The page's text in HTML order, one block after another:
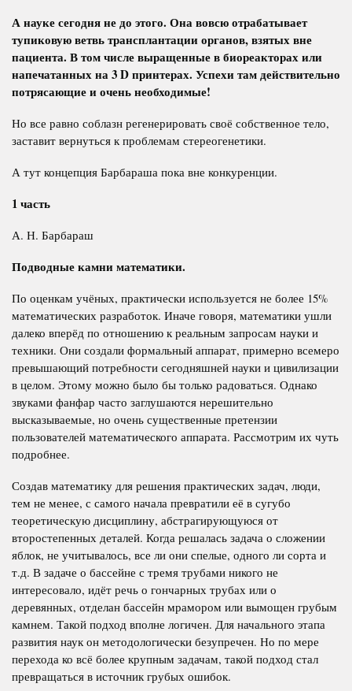
А науке сегодня не до этого. Она вовсю отрабатывает
тупиковую ветвь трансплантации органов, взятых вне
пациента. В том числе выращенные в биореакторах или
напечатанных на 3D принтерах. Успехи там действительно
потрясающие и очень необходимые!
Но все равно соблазн регенерировать своё собственное тело,
заставит вернуться к проблемам стереогенетики.
А тут концепция Барбараша пока вне конкуренции.
1 часть
А. Н. Барбараш
Подводные камни математики.
По оценкам учёных, практически используется не более 15%
математических разработок. Иначе говоря, математики ушли
далеко вперёд по отношению к реальным запросам науки и
техники. Они создали формальный аппарат, примерно всемеро
превышающий потребности сегодняшней науки и цивилизации
в целом. Этому можно было бы только радоваться. Однако
звуками фанфар часто заглушаются нерешительно
высказываемые, но очень существенные претензии
пользователей математического аппарата. Рассмотрим их чуть
подробнее.
Создав математику для решения практических задач, люди,
тем не менее, с самого начала превратили её в сугубо
теоретическую дисциплину, абстрагирующуюся от
второстепенных деталей. Когда решалась задача о сложении
яблок, не учитывалось, все ли они спелые, одного ли сорта и
т.д. В задаче о бассейне с тремя трубами никого не
интересовало, идёт речь о гончарных трубах или о
деревянных, отделан бассейн мрамором или вымощен грубым
камнем. Такой подход вполне логичен. Для начального этапа
развития наук он методологически безупречен. Но по мере
перехода ко всё более крупным задачам, такой подход стал
превращаться в источник грубых ошибок.